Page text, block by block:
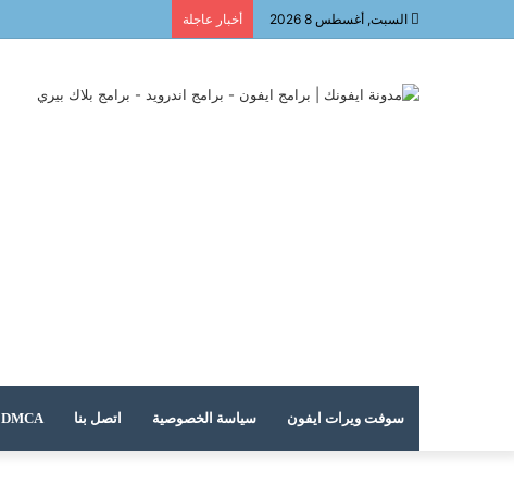
السبت, أغسطس 8 2026 أخبار عاجلة
سوفت ويرات ايفون سياسة الخصوصية اتصل بنا DMCA – حقوق الملكية الفكرية